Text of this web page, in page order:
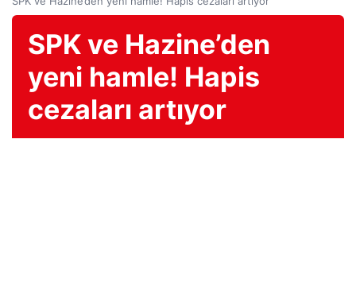
SPK ve Hazine’den
yeni hamle! Hapis
cezaları artıyor